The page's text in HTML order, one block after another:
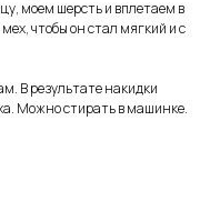
моем шерсть и вплетаем в
чтобы он стал мягкий и с
В результате накидки
Можно стирать в машинке.